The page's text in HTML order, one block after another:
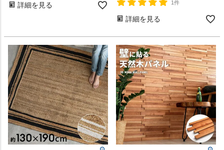
詳細を見る
1件
詳細を見る